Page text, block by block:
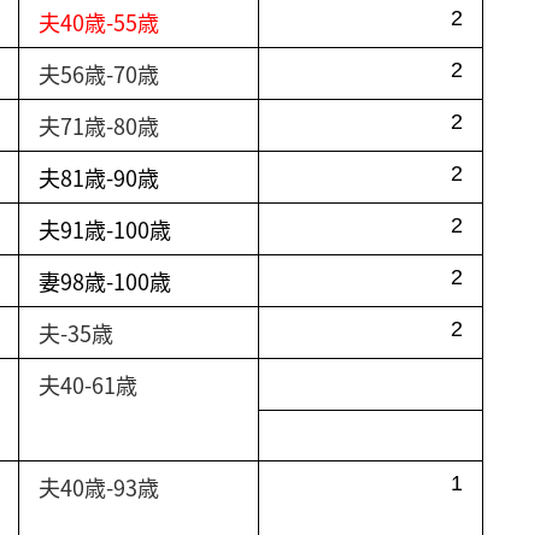
夫40歳-55歳 2
夫56歳-70歳 2
夫71歳-80歳 2
夫81歳-90歳 2
夫91歳-100歳 2
妻98歳-100歳 2
夫-35歳 2
夫40-61歳
夫40歳-93歳 1